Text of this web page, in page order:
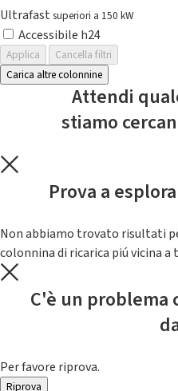
Ultrafast superiori a 150 kW
Accessibile h24
Applica
Cancella filtri
Carica altre colonnine
Attendi
stiamo
Prova a
Non abbiamo trovato risultati
colonnina di ricarica piú vicina
C'è un problema
Per favore riprova.
Riprova